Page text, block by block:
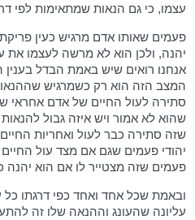
עצמו, כי גם הנאות שמתאימות לפי
פעמים שאותו אדם מרגיש כעין
יהנה, ולכן הוא לא מרשה לעצמו את
אנחנו רואים שיש באמת הבדל בענין
המצב הזה הוא רק כשמרגיש
סתירה לעול החיים של אדם אחראי
שהוא לא אמור ויש איזה גבול
שזה סתירה כבר לעול ואחריות
יהודי פעמים שגם אם מצד עול
פעמים שזה מצטייר לו אם הוא יהנה
ובאמת שכל אחד ואחד כפי דרגתו כל
עליונה שהעונג וההנאה שלו זה